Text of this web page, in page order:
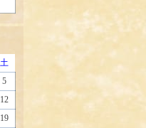
土
5
12
19